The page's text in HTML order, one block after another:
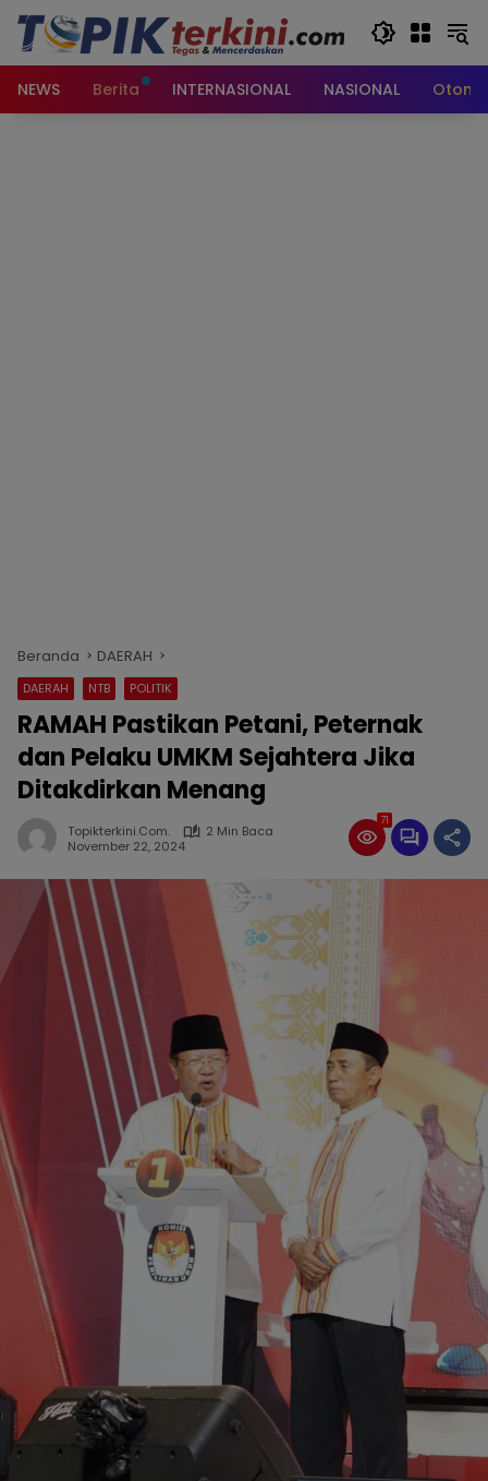
Langsung
konten
NEWS
Berita INTERNASIONAL NASIONAL
Beranda DAERAH
DAERAH NTB POLITIK
RAMAH Pastikan Petani, Peternak
dan Pelaku UMKM Sejahtera Jika
Ditakdirkan Menang
Topikterkini.com.
2 Min Baca
November 22, 2024
71